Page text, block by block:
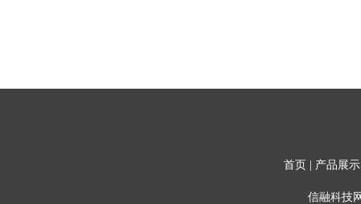
首页 产品展示
信融科技